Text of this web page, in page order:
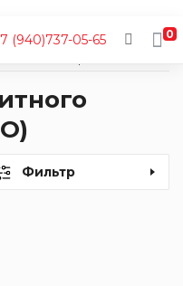
7 (940)737-05-65
0
Фильтр